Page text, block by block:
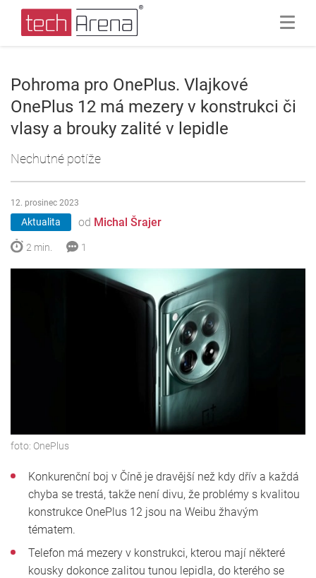
Pohroma pro OnePlus. Vlajkové
OnePlus 12 má mezery v konstrukci či
vlasy a brouky zalité v lepidle
Nechutné potíže
Aktualita od Michal Šrajer
12. prosinec 2023
2 min. 1
foto: OnePlus
Konkurenční boj v Číně je dravější než kdy dřív a každá
chyba se trestá, takže není divu, že problémy s kvalitou
konstrukce OnePlus 12 jsou na Weibu žhavým
tématem.
Telefon má mezery v konstrukci, kterou mají některé
kousky dokonce zalitou tunou lepidla, do kterého se